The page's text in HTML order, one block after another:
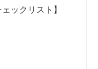
覧
針
ックリスト】